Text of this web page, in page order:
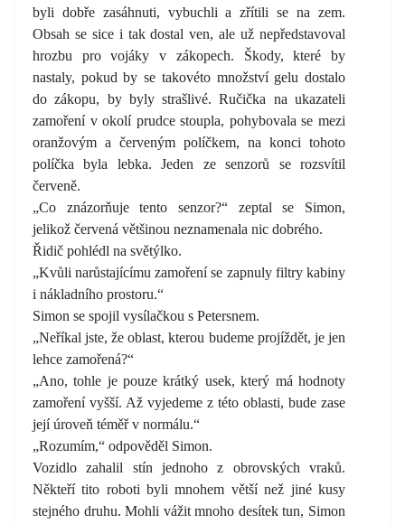
byli dobře zasáhnuti, vybuchli a zřítili se na zem.
Obsah se sice i tak dostal ven, ale už nepředstavoval
hrozbu pro vojáky v zákopech. Škody, které by
nastaly, pokud by se takovéto množství gelu dostalo
do zákopu, by byly strašlivé. Ručička na ukazateli
zamoření v okolí prudce stoupla, pohybovala se mezi
oranžovým a červeným políčkem, na konci tohoto
políčka byla lebka. Jeden ze senzorů se rozsvítil
červeně.
„Co znázorňuje tento senzor?“ zeptal se Simon,
jelikož červená většinou neznamenala nic dobrého.
Řidič pohlédl na světýlko.
„Kvůli narůstajícímu zamoření se zapnuly filtry kabiny
i nákladního prostoru.“
Simon se spojil vysílačkou s Petersnem.
„Neříkal jste, že oblast, kterou budeme projíždět, je jen
lehce zamořená?“
„Ano, tohle je pouze krátký usek, který má hodnoty
zamoření vyšší. Až vyjedeme z této oblasti, bude zase
její úroveň téměř v normálu.“
„Rozumím,“ odpověděl Simon.
Vozidlo zahalil stín jednoho z obrovských vraků.
Někteří tito roboti byli mnohem větší než jiné kusy
stejného druhu. Mohli vážit mnoho desítek tun, Simon